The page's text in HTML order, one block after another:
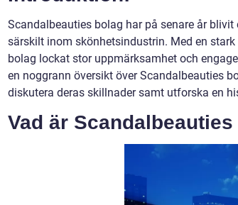
Scandalbeauties bolag har på senare år
särskilt inom skönhetsindustrin. Med en
bolag lockat stor uppmärksamhet och
en noggrann översikt över Scandalbeauties
diskutera deras skillnader samt utforska en
Vad är